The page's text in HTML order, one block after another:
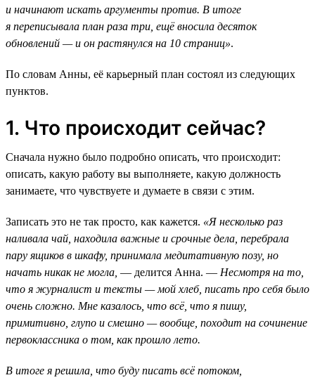
и начинают искать аргументы против. В итоге
я переписывала план раза три, ещё вносила десяток
обновлений — и он растянулся на 10 страниц».
По словам Анны, её карьерный план состоял из следующих
пунктов.
1. Что происходит сейчас?
Сначала нужно было подробно описать, что происходит:
описать, какую работу вы выполняете, какую должность
занимаете, что чувствуете и думаете в связи с этим.
Записать это не так просто, как кажется. «Я несколько раз
наливала чай, находила важные и срочные дела, перебрала
пару ящиков в шкафу, принимала медитативную позу, но
начать никак не могла, — делится Анна. — Несмотря на то,
что я журналист и тексты — мой хлеб, писать про себя было
очень сложно. Мне казалось, что всё, что я пишу,
примитивно, глупо и смешно — вообще, походит на сочинение
первоклассника о том, как прошло лето.
В итоге я решила, что буду писать всё потоком,